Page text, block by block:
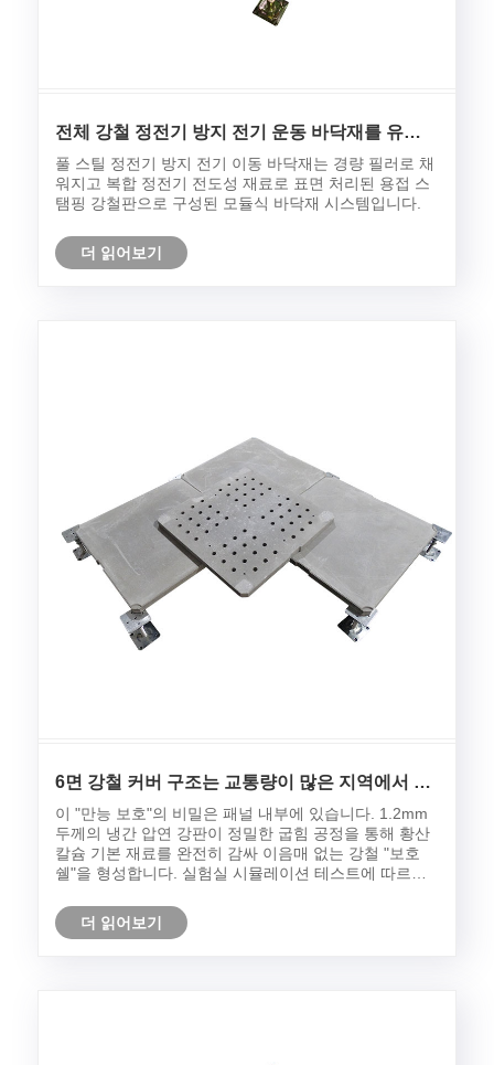
전체 강철 정전기 방지 전기 운동 바닥재를 유지
하는 방법은 무엇입니까?
풀 스틸 정전기 방지 전기 이동 바닥재는 경량 필러로 채
워지고 복합 정전기 전도성 재료로 표면 처리된 용접 스
탬핑 강철판으로 구성된 모듈식 바닥재 시스템입니다.
더 읽어보기
​6면 강철 커버 구조는 교통량이 많은 지역에서 가
장자리 손실을 어떻게 70%까지 줄입니까?
이 "만능 보호"의 비밀은 패널 내부에 있습니다. 1.2mm
두께의 냉간 압연 강판이 정밀한 굽힘 공정을 통해 황산
칼슘 기본 재료를 완전히 감싸 이음매 없는 강철 "보호
쉘"을 ​​형성합니다. 실험실 시뮬레이션 테스트에 따르면
미네이트 바닥재의 가장자리 마모 깊이는 3mm에 도달
하는 반면 Van-steel 패널의 마모는 0.5mm 미만인 것으
더 읽어보기